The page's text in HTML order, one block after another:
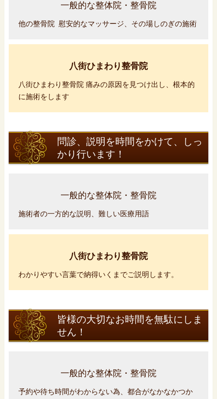
一般的な整体院・整骨院
他の整骨院 慰安的なマッサージ、その場しのぎの施術
八街ひまわり整骨院
八街ひまわり整骨院 痛みの原因を見つけ出し、根本的
に施術をします
問診、説明を時間をかけて、しっ
かり行います！
一般的な整体院・整骨院
施術者の一方的な説明、難しい医療用語
八街ひまわり整骨院
わかりやすい言葉で納得いくまでご説明します。
皆様の大切なお時間を無駄にしま
せん！
一般的な整体院・整骨院
予約や待ち時間がわからない為、都合がなかなかつか